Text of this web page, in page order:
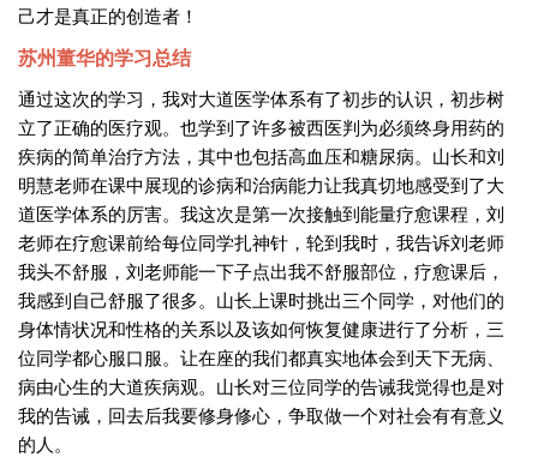
己才是真正的创造者！
苏州董华的学习总结
通过这次的学习，我对大道医学体系有了初步的认识，初步树
立了正确的医疗观。也学到了许多被西医判为必须终身用药的
疾病的简单治疗方法，其中也包括高血压和糖尿病。山长和刘
明慧老师在课中展现的诊病和治病能力让我真切地感受到了大
道医学体系的厉害。我这次是第一次接触到能量疗愈课程，刘
老师在疗愈课前给每位同学扎神针，轮到我时，我告诉刘老师
我头不舒服，刘老师能一下子点出我不舒服部位，疗愈课后，
我感到自己舒服了很多。山长上课时挑出三个同学，对他们的
身体情状况和性格的关系以及该如何恢复健康进行了分析，三
位同学都心服口服。让在座的我们都真实地体会到天下无病、
病由心生的大道疾病观。山长对三位同学的告诫我觉得也是对
我的告诫，回去后我要修身修心，争取做一个对社会有有意义
的人。